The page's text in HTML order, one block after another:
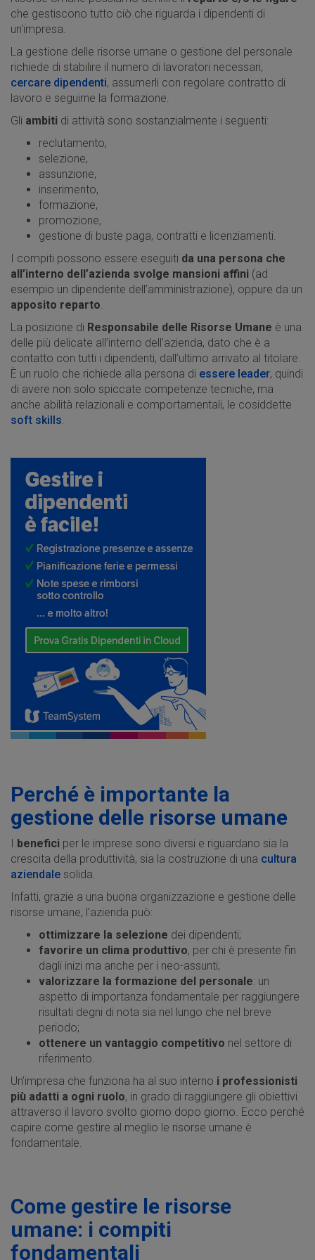
che gestiscono tutto ciò che riguarda i dipendenti di
un'impresa.
La gestione delle risorse umane o gestione del personale
richiede di stabilire il numero di lavoratori necessari,
cercare dipendenti, assumerli con regolare contratto di
lavoro e seguirne la formazione.
Gli ambiti di attività sono sostanzialmente i seguenti:
reclutamento,
selezione,
assunzione,
inserimento,
formazione,
promozione,
gestione di buste paga, contratti e licenziamenti.
I compiti possono essere eseguiti da una persona che
all’interno dell’azienda svolge mansioni affini (ad
esempio un dipendente dell’amministrazione), oppure da un
apposito reparto.
La posizione di Responsabile delle Risorse Umane è una
delle più delicate all’interno dell’azienda, dato che è a
contatto con tutti i dipendenti, dall’ultimo arrivato al titolare.
È un ruolo che richiede alla persona di essere leader, quindi
di avere non solo spiccate competenze tecniche, ma
anche abilità relazionali e comportamentali, le cosiddette
soft skills.
Perché è importante la
gestione delle risorse umane
I benefici per le imprese sono diversi e riguardano sia la
crescita della produttività, sia la costruzione di una cultura
aziendale solida.
Infatti, grazie a una buona organizzazione e gestione delle
risorse umane, l’azienda può:
ottimizzare la selezione dei dipendenti;
favorire un clima produttivo, per chi è presente fin
dagli inizi ma anche per i neo-assunti;
valorizzare la formazione del personale: un
aspetto di importanza fondamentale per raggiungere
risultati degni di nota sia nel lungo che nel breve
periodo;
ottenere un vantaggio competitivo nel settore di
riferimento.
Un’impresa che funziona ha al suo interno i professionisti
più adatti a ogni ruolo, in grado di raggiungere gli obiettivi
attraverso il lavoro svolto giorno dopo giorno. Ecco perché
capire come gestire al meglio le risorse umane è
fondamentale.
Come gestire le risorse
umane: i compiti
fondamentali